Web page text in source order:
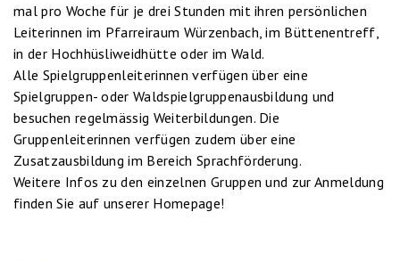
mal pro Woche für je drei Stunden mit ihren persönlichen
Leiterinnen im Pfarreiraum Würzenbach, im Büttenentreff,
in der Hochhüsliweidhütte oder im Wald.
Alle Spielgruppenleiterinnen verfügen über eine
Spielgruppen- oder Waldspielgruppenausbildung und
besuchen regelmässig Weiterbildungen. Die
Gruppenleiterinnen verfügen zudem über eine
Zusatzausbildung im Bereich Sprachförderung.
Weitere Infos zu den einzelnen Gruppen und zur Anmeldung
finden Sie auf unserer Homepage!